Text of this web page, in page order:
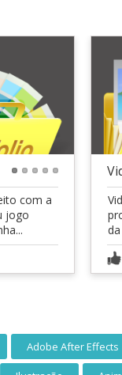
com a
jogo
Adobe After Effects